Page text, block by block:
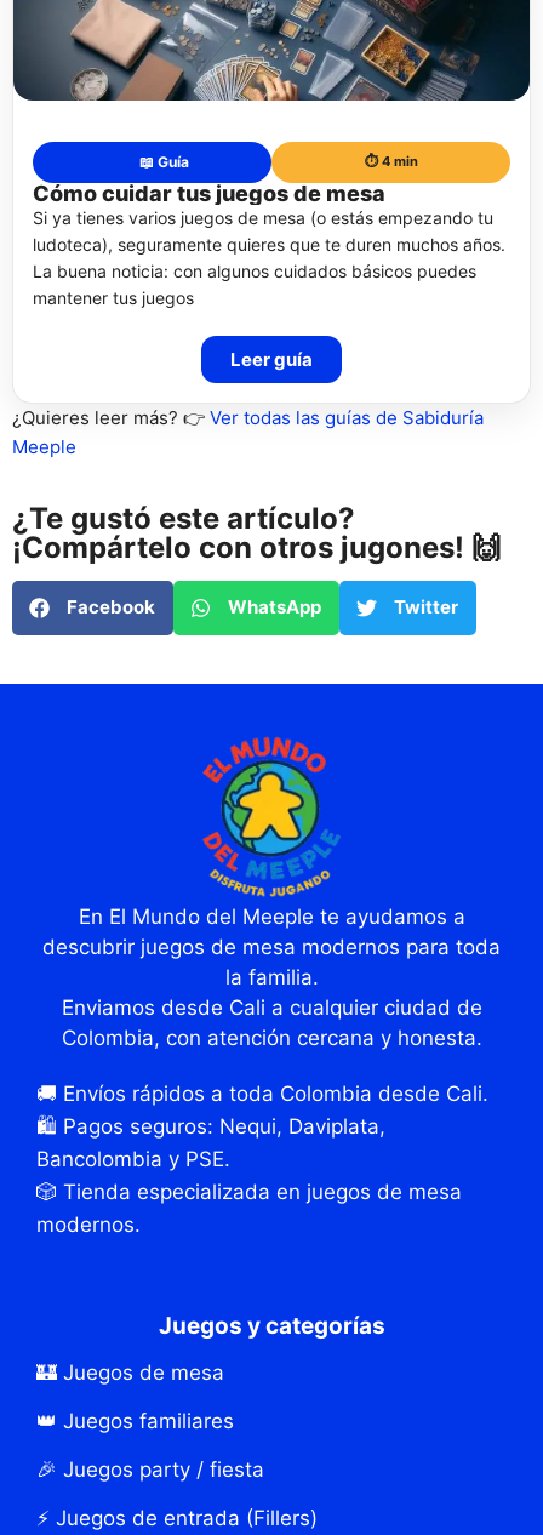
📖 Guía ⏱️ 4 min
Cómo cuidar tus juegos de mesa
Si ya tienes varios juegos de mesa (o estás empezando tu
ludoteca), seguramente quieres que te duren muchos años.
La buena noticia: con algunos cuidados básicos puedes
mantener tus juegos
Leer guía
¿Quieres leer más? 👉 Ver todas las guías de Sabiduría
Meeple
¿Te gustó este artículo?
¡Compártelo con otros jugones! 🙌
Facebook WhatsApp Twitter
En El Mundo del Meeple te ayudamos a
descubrir juegos de mesa modernos para toda
la familia.
Enviamos desde Cali a cualquier ciudad de
Colombia, con atención cercana y honesta.
🚚 Envíos rápidos a toda Colombia desde Cali.
🛍️ Pagos seguros: Nequi, Daviplata,
Bancolombia y PSE.
🎲 Tienda especializada en juegos de mesa
modernos.
Juegos y categorías
🏰 Juegos de mesa
👑 Juegos familiares
🎉 Juegos party / fiesta
⚡ Juegos de entrada (Fillers)